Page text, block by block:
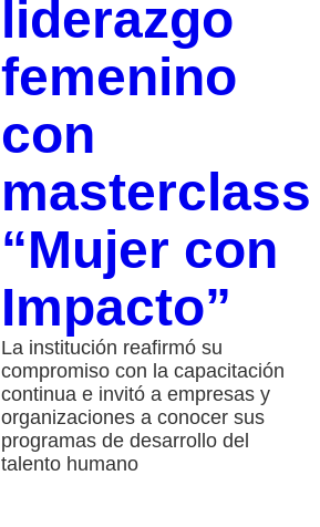
liderazgo
femenino
con
masterclass
“Mujer con
Impacto”
La institución reafirmó su
compromiso con la capacitación
continua e invitó a empresas y
organizaciones a conocer sus
programas de desarrollo del
talento humano